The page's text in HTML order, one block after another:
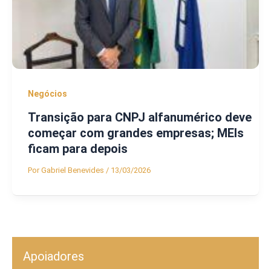
Negócios
Transição para CNPJ alfanumérico deve
começar com grandes empresas; MEIs
ficam para depois
PorGabriel Benevides / 13/03/2026
Apoiadores